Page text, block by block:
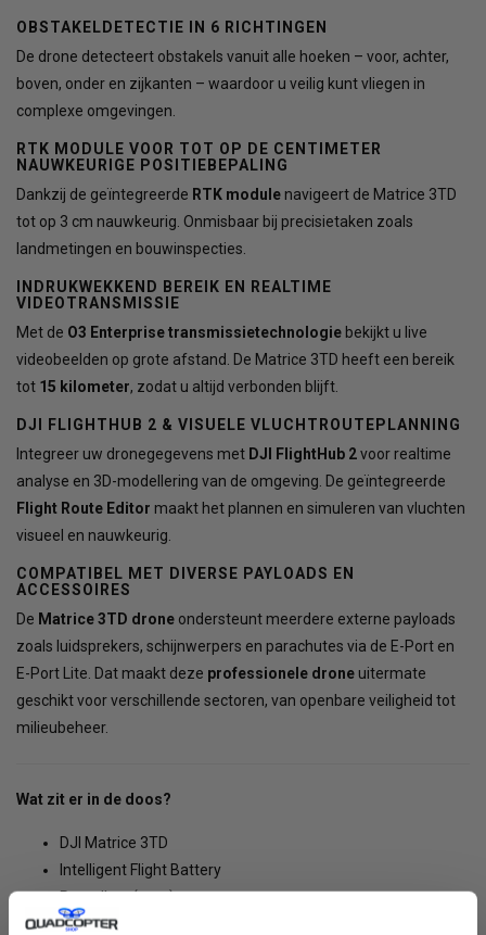
OBSTAKELDETECTIE IN 6 RICHTINGEN
De drone detecteert obstakels vanuit alle hoeken – voor, achter,
boven, onder en zijkanten – waardoor u veilig kunt vliegen in
complexe omgevingen.
RTK MODULE VOOR TOT OP DE CENTIMETER
NAUWKEURIGE POSITIEBEPALING
Dankzij de geïntegreerde RTK module navigeert de Matrice 3TD
tot op 3 cm nauwkeurig. Onmisbaar bij precisietaken zoals
landmetingen en bouwinspecties.
INDRUKWEKKEND BEREIK EN REALTIME
VIDEOTRANSMISSIE
Met de O3 Enterprise transmissietechnologie bekijkt u live
videobeelden op grote afstand. De Matrice 3TD heeft een bereik
tot 15 kilometer, zodat u altijd verbonden blijft.
DJI FLIGHTHUB 2 & VISUELE VLUCHTROUTEPLANNING
Integreer uw dronegegevens met DJI FlightHub 2voor realtime
analyse en 3D-modellering van de omgeving. De geïntegreerde
Flight Route Editor maakt het plannen en simuleren van vluchten
visueel en nauwkeurig.
COMPATIBEL MET DIVERSE PAYLOADS EN
ACCESSOIRES
De Matrice 3TD drone ondersteunt meerdere externe payloads
zoals luidsprekers, schijnwerpers en parachutes via de E-Port en
E-Port Lite. Dat maakt deze professionele drone uitermate
geschikt voor verschillende sectoren, van openbare veiligheid tot
milieubeheer.
Wat zit er in de doos?
DJI Matrice 3TD
Intelligent Flight Battery
Propellers (paar)
Lader